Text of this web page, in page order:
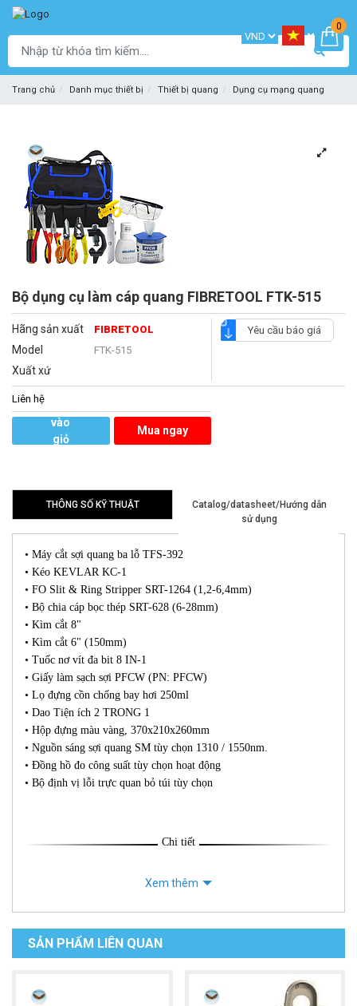
0
Trang chủ Danh mục thiết bị Thiết bị quang Dụng cụ mạng quang
Bộ dụng cụ làm cáp quang FIBRETOOL FTK-515
Hãng sản xuất FIBRETOOL
Model FTK-515
Xuất xứ
Yêu cầu báo giá
Liên hệ
vào
giỏ
Mua ngay
THÔNG SỐ KỸ THUẬT
Catalog/datasheet/Hướng dẫn
sử dụng
• Máy cắt sợi quang ba lỗ TFS-392
• Kéo KEVLAR KC-1
• FO Slit & Ring Stripper SRT-1264 (1,2-6,4mm)
• Bộ chia cáp bọc thép SRT-628 (6-28mm)
• Kìm cắt 8"
• Kìm cắt 6" (150mm)
• Tuốc nơ vít đa bit 8 IN-1
• Giấy làm sạch sợi PFCW (PN: PFCW)
• Lọ đựng cồn chống bay hơi 250ml
• Dao Tiện ích 2 TRONG 1
• Hộp đựng màu vàng, 370x210x260mm
• Nguồn sáng sợi quang SM tùy chọn 1310 / 1550nm.
• Đồng hồ đo công suất tùy chọn hoạt động
• Bộ định vị lỗi trực quan bỏ túi tùy chọn
Chi tiết
Xem thêm
SẢN PHẨM LIÊN QUAN